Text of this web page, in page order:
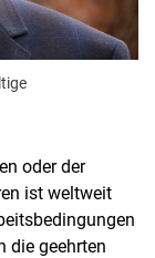
oder der
ist weltweit
die geehrten